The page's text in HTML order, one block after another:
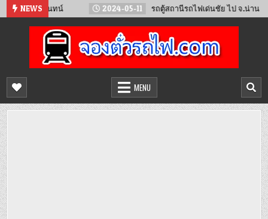
Skip NEWS
ยงจันทน์ 2024-05-11 รถตู้สถานีรถไฟเด่นชัย ไป จ.น่าน
จองตั๋วรถไฟออนไลน์
จำหน่ายตั๋วรถไฟล่วงหน้า จองได้ 24 ชั่วโมง
MENU